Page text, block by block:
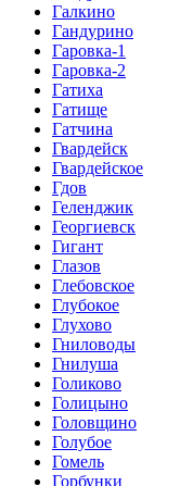
Галкино
Гандурино
Гаровка-1
Гаровка-2
Гатиха
Гатище
Гатчина
Гвардейск
Гвардейское
Гдов
Геленджик
Георгиевск
Гигант
Глазов
Глебовское
Глубокое
Глухово
Гниловоды
Гнилуша
Голиково
Голицыно
Головщино
Голубое
Гомель
Горбунки